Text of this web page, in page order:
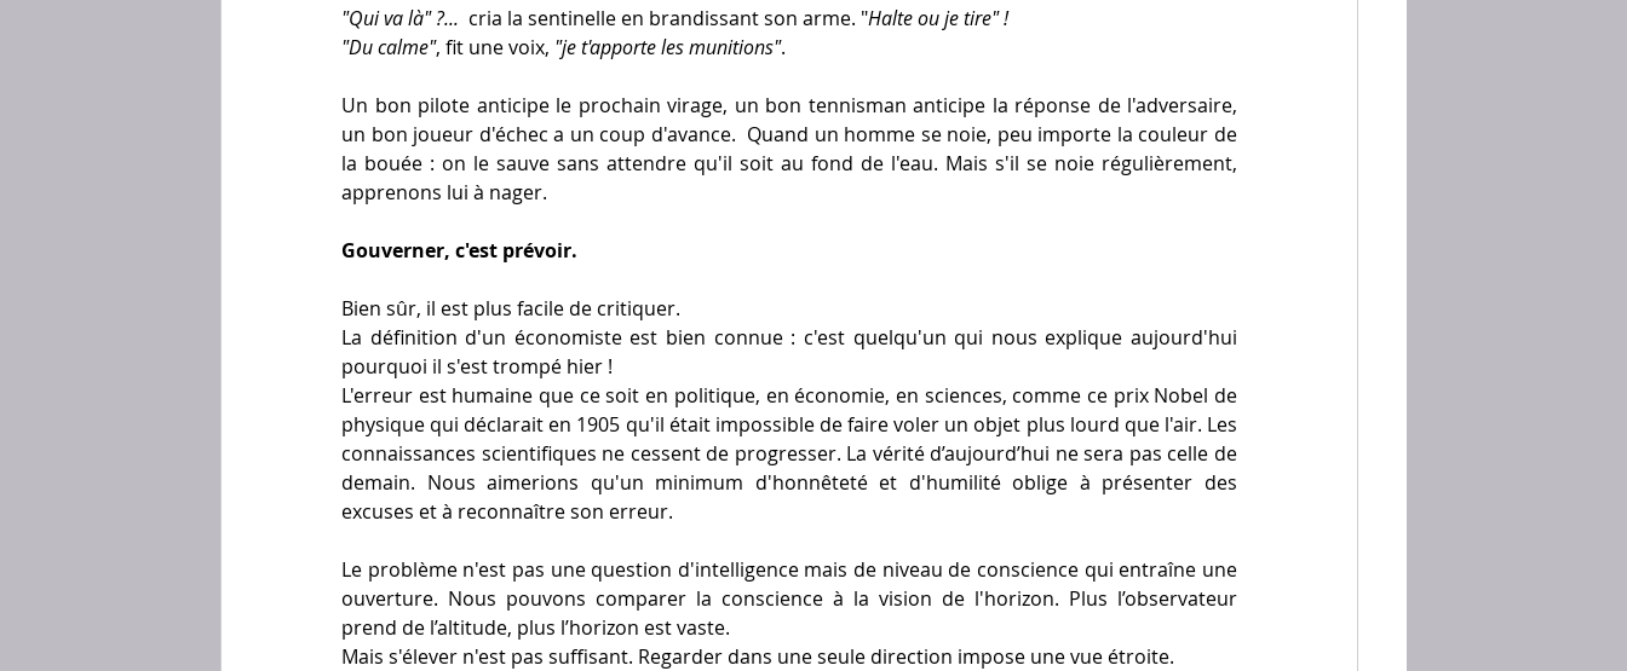
"Qui va là" ?... cria la sentinelle en brandissant son arme. "Halte ou je tire" !
"Du calme", fit une voix, "je t'apporte les munitions".
Un bon pilote anticipe le prochain virage, un bon tennisman anticipe la réponse de l'adversaire,
un bon joueur d'échec a un coup d'avance.  Quand un homme se noie, peu importe la couleur de
la bouée : on le sauve sans attendre qu'il soit au fond de l'eau. Mais s'il se noie régulièrement,
apprenons lui à nager.
Gouverner, c'est prévoir.
Bien sûr, il est plus facile de critiquer.
La définition d'un économiste est bien connue : c'est quelqu'un qui nous explique aujourd'hui
pourquoi il s'est trompé hier !
L'erreur est humaine que ce soit en politique, en économie, en sciences, comme ce prix Nobel de
physique qui déclarait en 1905 qu'il était impossible de faire voler un objet plus lourd que l'air. Les
connaissances scientifiques ne cessent de progresser. La vérité d’aujourd’hui ne sera pas celle de
demain. Nous aimerions qu'un minimum d'honnêteté et d'humilité oblige à présenter des
excuses et à reconnaître son erreur.
Le problème n'est pas une question d'intelligence mais de niveau de conscience qui entraîne une
ouverture. Nous pouvons comparer la conscience à la vision de l'horizon. Plus l’observateur
prend de l’altitude, plus l’horizon est vaste.
Mais s'élever n'est pas suffisant. Regarder dans une seule direction impose une vue étroite.